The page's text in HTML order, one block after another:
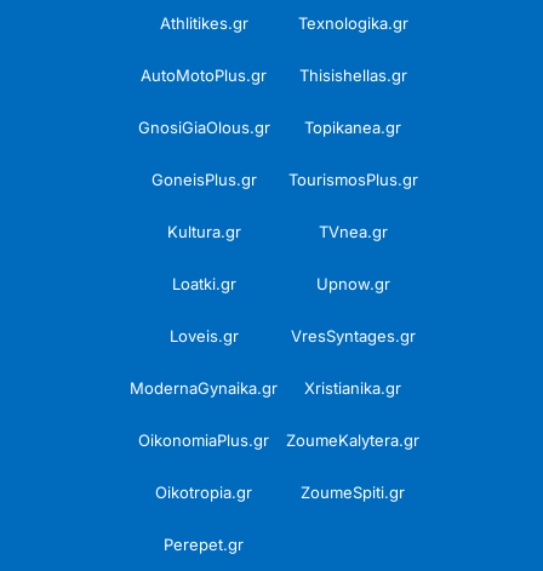
Athlitikes.gr Texnologika.gr
AutoMotoPlus.gr Thisishellas.gr
GnosiGiaOlous.gr Topikanea.gr
GoneisPlus.gr TourismosPlus.gr
Kultura.gr TVnea.gr
Loatki.gr Upnow.gr
Loveis.gr VresSyntages.gr
ModernaGynaika.gr Xristianika.gr
OikonomiaPlus.gr ZoumeKalytera.gr
Oikotropia.gr ZoumeSpiti.gr
Perepet.gr